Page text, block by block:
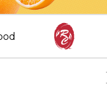
CONTACT US